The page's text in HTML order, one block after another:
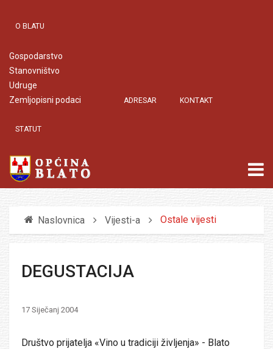
O BLATU
Gospodarstvo
Stanovništvo
Udruge
Zemljopisni podaci
ADRESAR KONTAKT
STATUT
Naslovnica Vijesti-a Ostale vijesti
DEGUSTACIJA
17 Siječanj 2004
Društvo prijatelja «Vino u tradiciji življenja» - Blato